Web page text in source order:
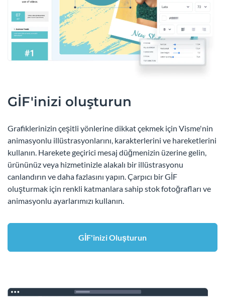
GİF'inizi oluşturun
Grafiklerinizin çeşitli yönlerine dikkat çekmek için Visme'nin
animasyonlu illüstrasyonlarını, karakterlerini ve hareketlerini
kullanın. Harekete geçirici mesaj düğmenizin üzerine gelin,
ürününüz veya hizmetinizle alakalı bir illüstrasyonu
canlandırın ve daha fazlasını yapın. Çarpıcı bir GİF
oluşturmak için renkli katmanlara sahip stok fotoğrafları ve
animasyonlu ayarlarımızı kullanın.
GİF'inizi Oluşturun